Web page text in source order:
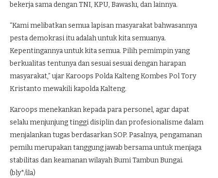
bekerja sama dengan TNI, KPU, Bawaslu, dan lainnya.
“Kami melibatkan semua lapisan masyarakat bahwasannya
pesta demokrasi itu adalah untuk kita semuanya.
Kepentingannya untuk kita semua. Pilih pemimpin yang
berkualitas tentunya dan sesuai sesuai dengan harapan
masyarakat,” ujar Karoops Polda Kalteng Kombes Pol Tory
Kristanto mewakili kapolda Kalteng.
Karoops menekankan kepada para personel, agar dapat
selalu menjunjung tinggi disiplin dan profesionalisme dalam
menjalankan tugas berdasarkan SOP. Pasalnya, pengamanan
pemilu merupakan tanggung jawab bersama untuk menjaga
stabilitas dan keamanan wilayah Bumi Tambun Bungai.
(bly*/ila)